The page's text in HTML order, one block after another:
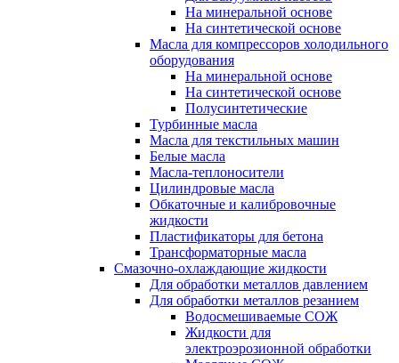
На минеральной основе
На синтетической основе
Масла для компрессоров холодильного
оборудования
На минеральной основе
На синтетической основе
Полусинтетические
Турбинные масла
Масла для текстильных машин
Белые масла
Масла-теплоносители
Цилиндровые масла
Обкаточные и калибровочные
жидкости
Пластификаторы для бетона
Трансформаторные масла
Смазочно-охлаждающие жидкости
Для обработки металлов давлением
Для обработки металлов резанием
Водосмешиваемые СОЖ
Жидкости для
электроэрозионной обработки